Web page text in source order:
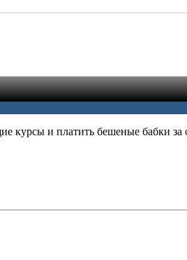
курсы и платить бешеные бабки за